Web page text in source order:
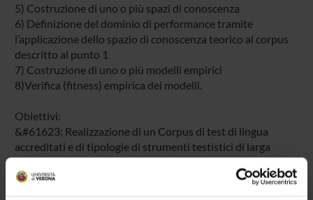
5) Costruzione di uno o più spazi di conoscenza
6) Definizione del dominio di performance tramite
l’applicazione dello spazio di conoscenza teorico al corpus
descritto al punto 1
7) Costruzione di uno o più modelli empirici
8)Verifica (fitness) empirica dei modelli.
Obiettivi:
&#61623; Realizzazione di un Corpus di test di lingua
accreditati e di tipologie di strumenti testistici di larga
diffusione.
&#61623; Costruzione di modelli teorici tramite analisi e
successiva elaborazione computerizzata della struttura di